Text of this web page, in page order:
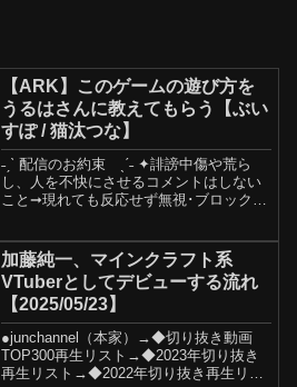
【ARK】このゲームの遊び方を
うるはさんに教えてもらう【ぶい
すぽ / 猫汰つな】
˗ˏˋ 配信のお約束 ˎˊ˗ ✦誹謗中傷や荒ら
し、人を不快にさせるコメントはしない
こと➞現れても反応せず無視･ブロックで
時私の名前を出さないでくれるとうれし
いです✦スナイ...
加藤純一、マインクラフト系
VTuberとしてデビューする流れ
【2025/05/23】
●junchannel（本家）→◆切り抜き動画
TOP300再生リスト→◆2023年切り抜き
再生リスト→◆2022年切り抜き再生リス